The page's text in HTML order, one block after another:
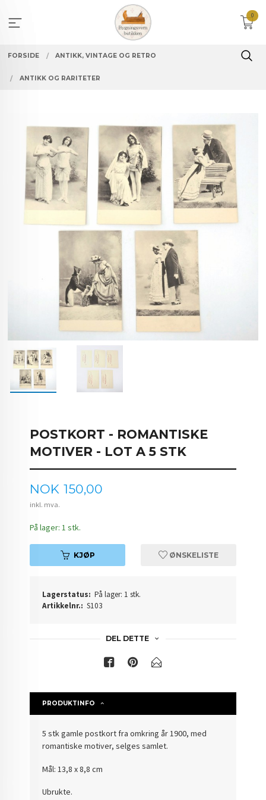
innholdet
0
FORSIDE ANTIKK, VINTAGE OG RETRO
ANTIKK OG RARITETER
POSTKORT - ROMANTISKE
MOTIVER - LOT A 5 STK
Pris
NOK 150,00
inkl. mva.
På lager: 1 stk.
KJØP ØNSKELISTE
Lagerstatus: På lager: 1 stk.
Artikkelnr.: S103
DEL DETTE
PRODUKTINFO
5 stk gamle postkort fra omkring år 1900, med
romantiske motiver, selges samlet.
Mål: 13,8 x 8,8 cm
Ubrukte.